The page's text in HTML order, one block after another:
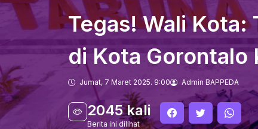
Tegas! Wali Kota:
di Kota Gorontalo
Jumat, 7 Maret 2025. 9:00 Admin BAPPEDA
2045 kali
Berita ini dilihat